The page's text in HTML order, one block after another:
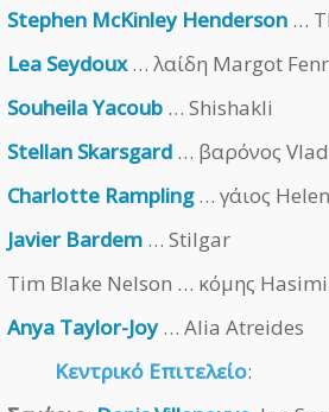
Stephen McKinley Henderson …
Lea Seydoux… λαίδη Margot
Souheila Yacoub … Shishakli
Stellan Skarsgard … βαρόνος
Charlotte Rampling… γάιος
Javier Bardem … Stilgar
Tim Blake Nelson … κόμης
Anya Taylor-Joy… Alia Atreides
Κεντρικό Επιτελείο: